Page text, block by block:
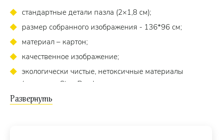
стандартные детали пазла (2×1,8 см);
размер собранного изображения - 136*96 см;
материал – картон;
качественное изображение;
экологически чистые, нетоксичные материалы
(компания Step Puzzle гарантирует высокое качество
пазла и точность подгонки).